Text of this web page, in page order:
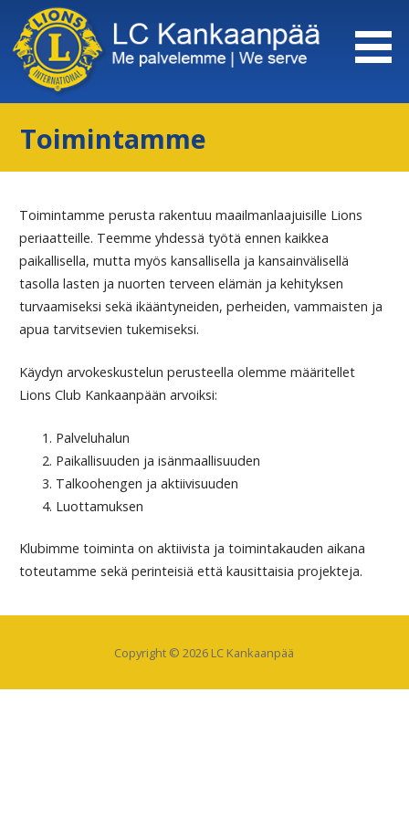
sisältöön
Toimintamme
Toimintamme perusta rakentuu maailmanlaajuisille Lions
periaatteille. Teemme yhdessä työtä ennen kaikkea
paikallisella, mutta myös kansallisella ja kansainvälisellä
tasolla lasten ja nuorten terveen elämän ja kehityksen
turvaamiseksi sekä ikääntyneiden, perheiden, vammaisten ja
apua tarvitsevien tukemiseksi.
Käydyn arvokeskustelun perusteella olemme määritellet
Lions Club Kankaanpään arvoiksi:
Palveluhalun
Paikallisuuden ja isänmaallisuuden
Talkoohengen ja aktiivisuuden
Luottamuksen
Klubimme toiminta on aktiivista ja toimintakauden aikana
toteutamme sekä perinteisiä että kausittaisia projekteja.
Copyright © 2026 LC Kankaanpää